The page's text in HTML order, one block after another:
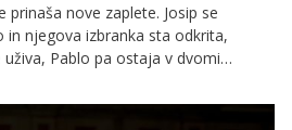
prinaša nove zaplete. Josip se
in njegova izbranka sta odkrita,
Pablo pa ostaja v dvomih.